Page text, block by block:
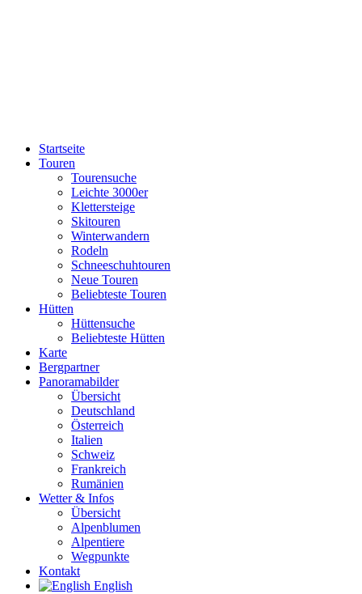
Startseite
Touren
Tourensuche
Leichte 3000er
Klettersteige
Skitouren
Winterwandern
Rodeln
Schneeschuhtouren
Neue Touren
Beliebteste Touren
Hütten
Hüttensuche
Beliebteste Hütten
Karte
Bergpartner
Panoramabilder
Übersicht
Deutschland
Österreich
Italien
Schweiz
Frankreich
Rumänien
Wetter & Infos
Übersicht
Alpenblumen
Alpentiere
Wegpunkte
Kontakt
English